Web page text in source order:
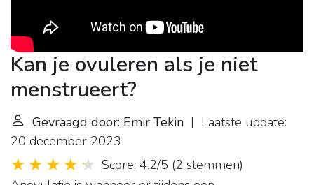
Kan je ovuleren als je niet
menstrueert?
Gevraagd door: Emir Tekin | Laatste update:
20 december 2023
Score: 4.2/5 (2 stemmen)